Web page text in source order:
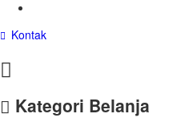
Kontak
Kategori Belanja